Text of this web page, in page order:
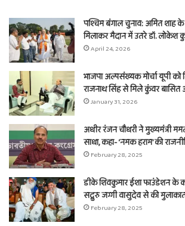
पश्चिम बंगाल चुनाव: अमित शाह
मिलाकर मैदान में उतरे डॉ. लोकेश
April 24, 2026
भाजपा अल्पसंख्यक मोर्चा यूपी को
राजनाथ सिंह से मिले कुंवर बासित
January 31, 2026
अधीर रंजन चौधरी ने मुख्यमंत्री
साधा, कहा- ‘नमक हराम’ की
February 28, 2025
डीके शिवकुमार ईशा फाउंडेशन के
सद्गुरु जग्गी वासुदेव से की
February 28, 2025